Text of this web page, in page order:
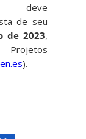
deve
de seu
de 2023,
).